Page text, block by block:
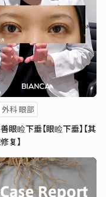
外科 眼部
眼睑下垂【眼睑下垂】【其
复】